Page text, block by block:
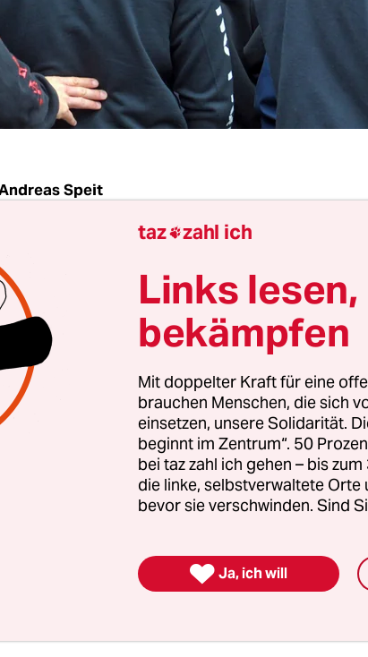
Speit
Ballstädt eine Kirmesgesellschaft an.
liegen im Krankenhaus, zehn sind
der 700-Einwohner-Gemeinde im
sein
Übergriff“, sagt Stefan Heerdegen von
Thüringen „Für Demokratie – Gegen
dies noch zunächst für
taz zahl ich
Links
bekämpfen
Mit doppelter Kraft für eine
brauchen Menschen, die sich
einsetzen, unsere Solidarität.
beginnt im Zentrum“. 50
bei taz zahl ich gehen – bis
die linke, selbstverwaltete
bevor sie verschwinden. Sind
 Ja, ich will